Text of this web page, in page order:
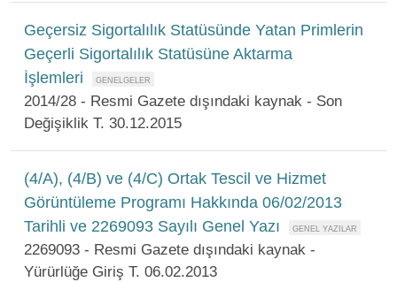
Geçersiz Sigortalılık Statüsünde Yatan Primlerin
Geçerli Sigortalılık Statüsüne Aktarma
İşlemleri
2014/28 - Resmi Gazete dışındaki kaynak - Son
Değişiklik T. 30.12.2015
(4/A), (4/B) ve (4/C) Ortak Tescil ve Hizmet
Görüntüleme Programı Hakkında 06/02/2013
Tarihli ve 2269093 Sayılı Genel Yazı
2269093 - Resmi Gazete dışındaki kaynak -
Yürürlüğe Giriş T. 06.02.2013